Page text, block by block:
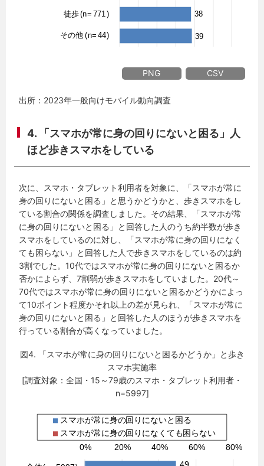
PNG CSV
出所：2023年一般向けモバイル動向調査
4. 「スマホが常に身の回りにないと困る」人
ほど歩きスマホをしている
次に、スマホ・タブレット利用者を対象に、「スマホが常に
身の回りにないと困る」と思うかどうかと、歩きスマホをし
ている割合の関係を調査しました。その結果、「スマホが常
に身の回りにないと困る」と回答した人のうち約半数が歩き
スマホをしているのに対し、「スマホが常に身の回りになく
ても困らない」と回答した人で歩きスマホをしているのは約
3割でした。10代ではスマホが常に身の回りにないと困るか
否かによらず、7割弱が歩きスマホをしていました。20代～
70代ではスマホが常に身の回りにないと困るかどうかによっ
て10ポイント程度かそれ以上の差が見られ、「スマホが常に
身の回りにないと困る」と回答した人のほうが歩きスマホを
行っている割合が高くなっていました。
図4. 「スマホが常に身の回りにないと困るかどうか」と歩き
スマホ実施率
[調査対象：全国・15～79歳のスマホ・タブレット利用者・
n=5997]